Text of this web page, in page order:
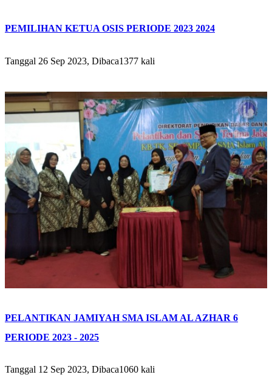
PEMILIHAN KETUA OSIS PERIODE 2023 2024
Tanggal 26 Sep 2023, Dibaca1377 kali
PELANTIKAN JAMIYAH SMA ISLAM AL AZHAR 6
PERIODE 2023 - 2025
Tanggal 12 Sep 2023, Dibaca1060 kali